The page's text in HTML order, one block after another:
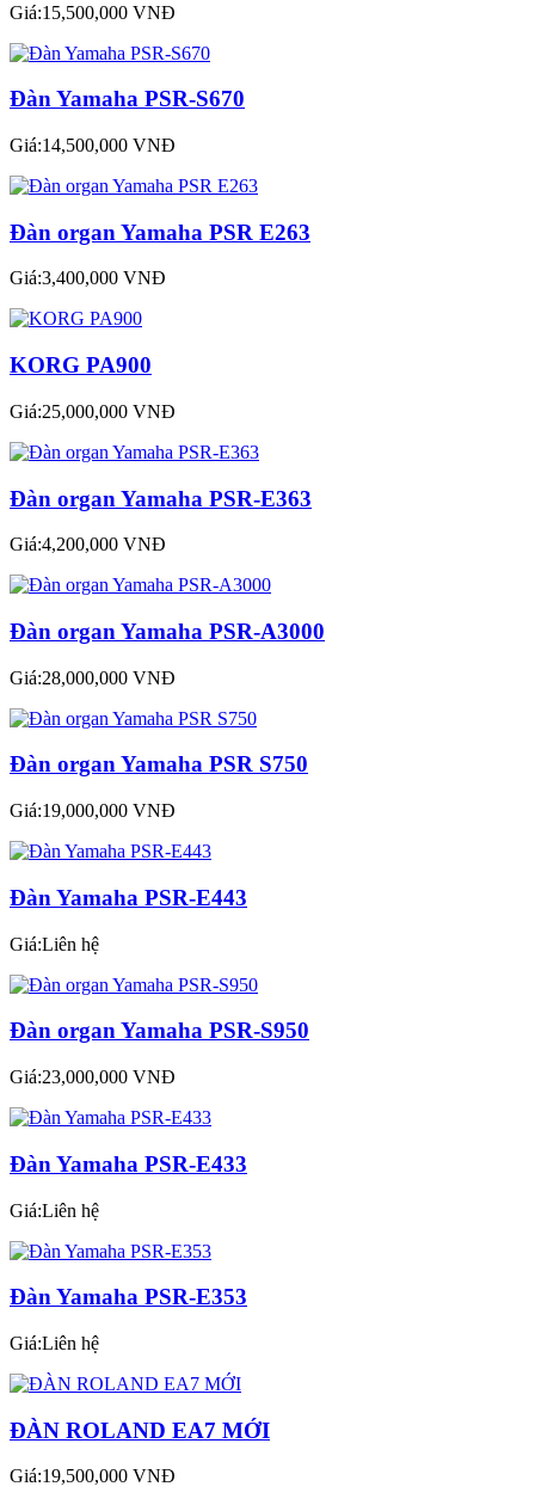
Giá:15,500,000 VNĐ
Đàn Yamaha PSR-S670
Giá:14,500,000 VNĐ
Đàn organ Yamaha PSR E263
Giá:3,400,000 VNĐ
KORG PA900
Giá:25,000,000 VNĐ
Đàn organ Yamaha PSR-E363
Giá:4,200,000 VNĐ
Đàn organ Yamaha PSR-A3000
Giá:28,000,000 VNĐ
Đàn organ Yamaha PSR S750
Giá:19,000,000 VNĐ
Đàn Yamaha PSR-E443
Giá:Liên hệ
Đàn organ Yamaha PSR-S950
Giá:23,000,000 VNĐ
Đàn Yamaha PSR-E433
Giá:Liên hệ
Đàn Yamaha PSR-E353
Giá:Liên hệ
ĐÀN ROLAND EA7 MỚI
Giá:19,500,000 VNĐ